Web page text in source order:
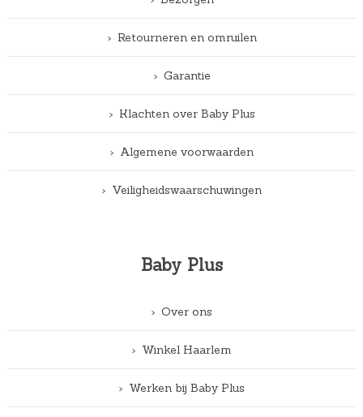
Retourneren en omruilen
Garantie
Klachten over Baby Plus
Algemene voorwaarden
Veiligheidswaarschuwingen
Baby Plus
Over ons
Winkel Haarlem
Werken bij Baby Plus